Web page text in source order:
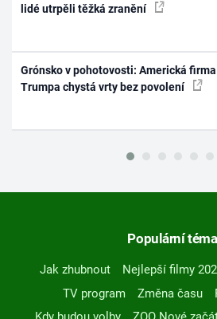
lidé utrpěli těžká zranění
Grónsko v pohotovosti: Americká
Trumpa chystá vrty bez povolení
Populární
Jak zhubnout Nejlepší filmy
TV program
Změna času